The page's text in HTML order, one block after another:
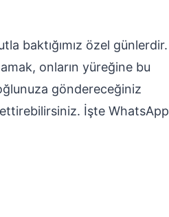
baktığımız özel günlerdir.
onların yüreğine bu
göndereceğiniz
İşte WhatsApp